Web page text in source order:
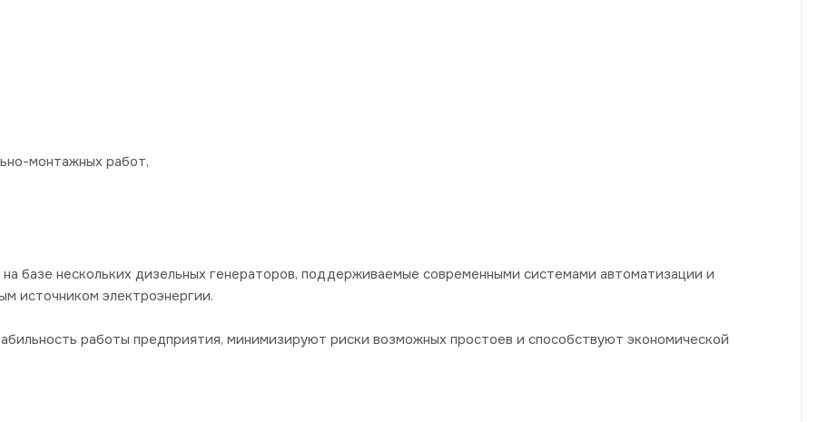
монтажных работ,
базе нескольких дизельных генераторов, поддерживаемые современными системами автоматизации и
источником электроэнергии.
работы предприятия, минимизируют риски возможных простоев и способствуют экономической